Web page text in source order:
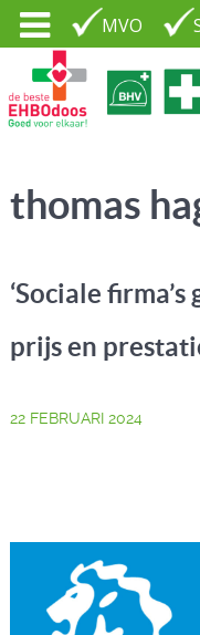
MVO
PSO30+
Tel. 035 - 7370265
thomas
‘Sociale
prijs en
22 FEBRUARI 2024